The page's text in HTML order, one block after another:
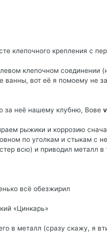
клепочного крепления с
клепочном соединении
ванны, вот её я помоему не
за неё нашему клубню, Вове
рыжики и коррозию
по уголкам и стыкам
всю) и приводил металл в
всё обезжирил
«Цинкарь»
в металл (сразу скажу, я